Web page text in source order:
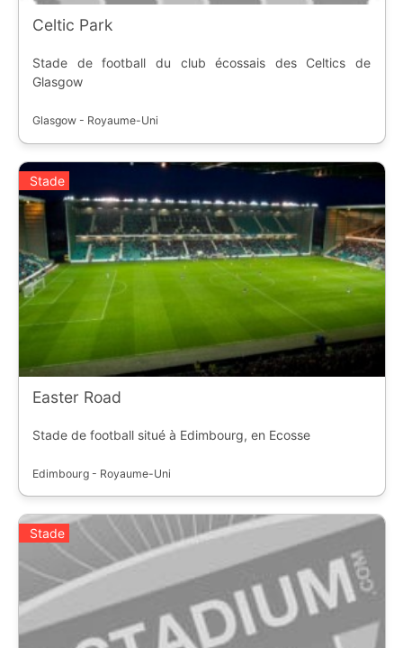
Celtic Park
Stade de football du club écossais des Celtics de
Glasgow
Glasgow - Royaume-Uni
Stade
Easter Road
Stade de football situé à Edimbourg, en Ecosse
Edimbourg - Royaume-Uni
Stade